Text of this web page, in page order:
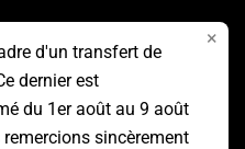
×
d'un transfert de
dernier est
du 1er août au 9 août
sincèrement